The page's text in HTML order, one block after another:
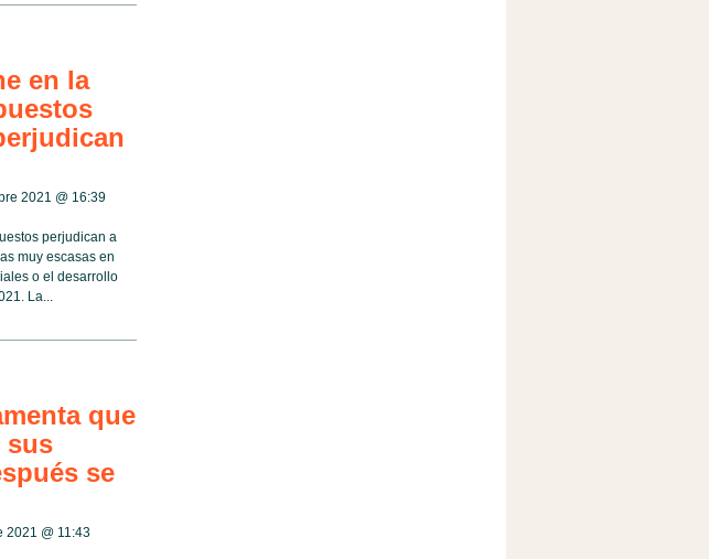
en la
2021 @ 16:39
perjudican a
muy escasas en
o el desarrollo
La...
que
sus
se
2021 @ 11:43